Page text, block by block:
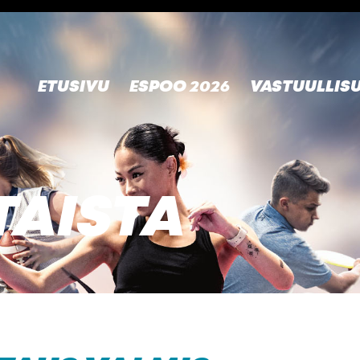
ETUSIVU ESPOO 2026